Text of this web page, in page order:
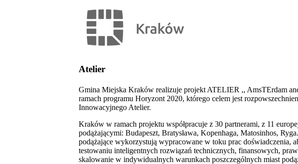
Atelier
Gmina Miejska Kraków realizuje projekt ATELIER ,, AmsTErdam
ramach programu Horyzont 2020, którego celem jest
Innowacyjnego Atelier.
Kraków w ramach projektu współpracuje z 30 partnerami, z 11
podążającymi: Budapeszt, Bratysława, Kopenhaga, Matosinhos,
podążające wykorzystują wypracowane w toku prac doświadczenia,
testowaniu inteligentnych rozwiązań technicznych, finansowych,
skalowanie w indywidualnych warunkach poszczególnych miast